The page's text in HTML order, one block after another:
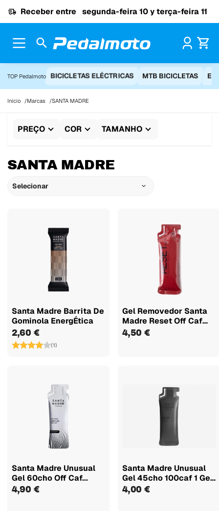
Receber entre segunda-feira 10 y terça-feira 11
TOP Pedalmoto BICICLETAS ELÉCTRICAS MTB BICICLETAS
Início Marcas SANTA MADRE
PREÇO COR TAMANHO
SANTA MADRE
Selecionar
Santa Madre Barrita De
Gominola EnergÉtica
2,60 €
(1)
Gel Removedor Santa
Madre Reset Off Caf
Cherry...
4,50 €
Santa Madre Unusual
Gel 60cho Off Caf...
4,90 €
Santa Madre Unusual
Gel 45cho 100caf 1 Gel
X 80g
4,00 €